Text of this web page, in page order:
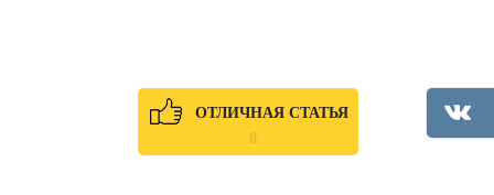
ОТЛИЧНАЯ СТАТЬЯ
0